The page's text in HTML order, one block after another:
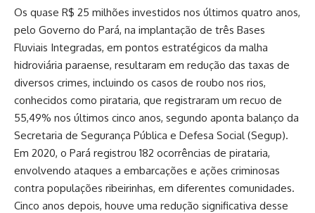
Os quase R$ 25 milhões investidos nos últimos quatro anos,
pelo Governo do Pará, na implantação de três Bases
Fluviais Integradas, em pontos estratégicos da malha
hidroviária paraense, resultaram em redução das taxas de
diversos crimes, incluindo os casos de roubo nos rios,
conhecidos como pirataria, que registraram um recuo de
55,49% nos últimos cinco anos, segundo aponta balanço da
Secretaria de Segurança Pública e Defesa Social (Segup).
Em 2020, o Pará registrou 182 ocorrências de pirataria,
envolvendo ataques a embarcações e ações criminosas
contra populações ribeirinhas, em diferentes comunidades.
Cinco anos depois, houve uma redução significativa desse